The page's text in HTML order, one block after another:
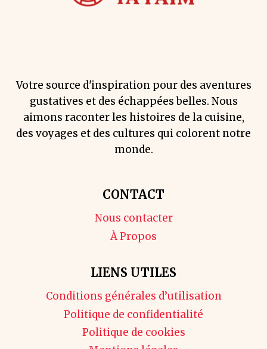
Votre source d'inspiration pour des aventures
gustatives et des échappées belles. Nous
aimons raconter les histoires de la cuisine,
des voyages et des cultures qui colorent notre
monde.
CONTACT
Nous contacter
À Propos
LIENS UTILES
Conditions générales d’utilisation
Politique de confidentialité
Politique de cookies